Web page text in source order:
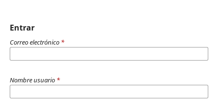
Entrar
Correo electrónico *
Nombre usuario *